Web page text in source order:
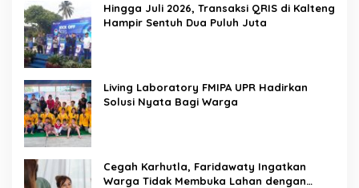
Hingga Juli 2026, Transaksi QRIS di Kalteng
Hampir Sentuh Dua Puluh Juta
Living Laboratory FMIPA UPR Hadirkan
Solusi Nyata Bagi Warga
Cegah Karhutla, Faridawaty Ingatkan
Warga Tidak Membuka Lahan dengan